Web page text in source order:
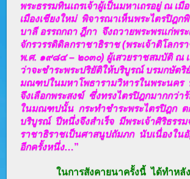
พระธรรมทินเถรเจ้าผู้เป็นมหาเถรอยู่ ณ เ
เมืองเชียงใหม่ พิจารณาเห็นพระไตรปิฎก
บาลี อรรถกถา ฎีกา จึงถวายพระพรแก่พระ
จักรวรรดิดิลกราชาธิราช (พระเจ้าติโลกร
พ.ศ. ๑๙๘๔ – ๒๐๓๐) ผู้เสวยราชสมบัติ ณ เ
ว่าจะชำระพระปริยัติให้บริบูรณ์ บรมกษัตริ
มณฑปในมหาโพธารามวิหารในพระนคร
จึงเลือกพระสงฆ์ ซึ่งทรงไตรปิฎกมากกว่า
ในมณฑปนั้น กระทำชำระพระไตรปิฎก ต
บริบูรณ์ ปีหนึ่งจึงสำเร็จ มีพระเจ้าศิริธรรม
ราชาธิราชเป็นศาสนูปถัมภก นับเนื่องใน
อีกครั้งหนึ่ง…”
ในการสังคายนาครั้งนี้ ได้ทำหลัง